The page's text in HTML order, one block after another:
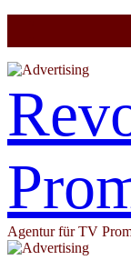
Agentur für TV